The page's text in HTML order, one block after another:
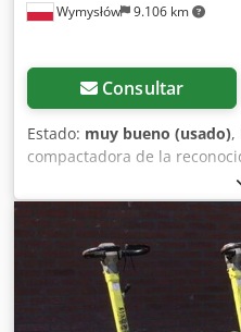
Wymysłów 9.106 km
Consultar
Estado: muy bueno (usado),
compactadora de la
AVP 2920 equipado con un
kW. La máquina está
pavimentación,
la compactación de suelos,
asfalto. Equipo
construcción alemana.
fotos: desgaste normal por